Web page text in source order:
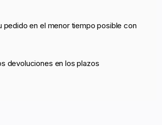
pedido en el menor tiempo posible con
devoluciones en los plazos